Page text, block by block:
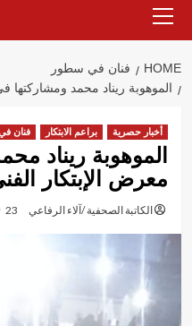
Menu
HOME
فنان في سطور
الموهوبة ريناد محمد ومشاركتها
أخبار حصرية براعم الابتكار فنان
الموهوبة ريناد
معرض الإبتكار
الكاتبة الصحفية /آلاء الرفاعي 23 سبتمبر، 2023